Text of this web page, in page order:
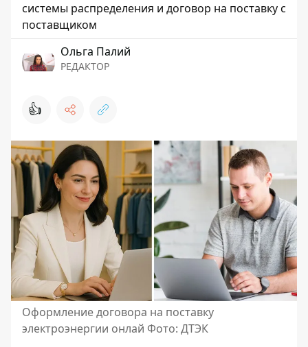
системы распределения и договор на поставку с
поставщиком
Ольга Палий
РЕДАКТОР
👍
Оформление договора на поставку
электроэнергии онлай Фото: ДТЭК